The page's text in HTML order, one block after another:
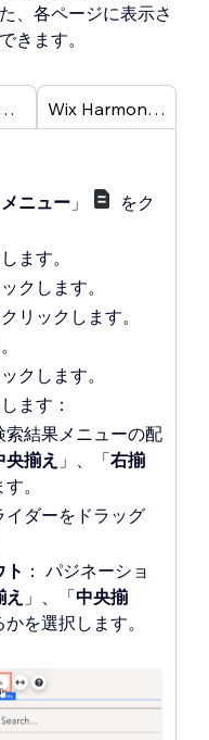
、各ページに表示さ
きます。
Wix Studio エディタ Wix Harmony エディタ
ニュー 」
をク
ます。
クします。
リックします。
クします。
ます：
索結果メニューの配
央揃え 」、「右揃
。
イダーをドラッグ
： パジネーショ
」、「中央揃
かを選択 します。